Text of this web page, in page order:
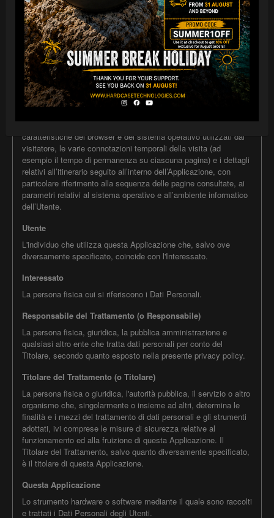
Dati di Utilizzo
Sono le informazioni raccolte automaticamente attraverso
questa Applicazione (anche da applicazioni di parti terze
integrate in questa Applicazione), tra cui: gli indirizzi IP o i nomi
a dominio dei computer utilizzati dall’Utente che si connette con
questa Applicazione, gli indirizzi in notazione URI (Uniform
Resource Identifier), l’orario della richiesta, il metodo utilizzato
nell’inoltrare la richiesta al server, la dimensione del file ottenuto
dal server (buon fine, errore, ecc.) il paese di provenienza, le
caratteristiche del browser e del sistema operativo utilizzati dal
visitatore, le varie connotazioni temporali della visita (ad
esempio il tempo di permanenza su ciascuna pagina) e i dettagli
relativi all’itinerario seguito all’interno dell’Applicazione, con
particolare riferimento alla sequenza delle pagine consultate, ai
parametri relativi al sistema operativo e all’ambiente informatico
dell’Utente.
Utente
L'individuo che utilizza questa Applicazione che, salvo ove
diversamente specificato, coincide con l'Interessato.
Interessato
La persona fisica cui si riferiscono i Dati Personali.
Responsabile del Trattamento (o Responsabile)
La persona fisica, giuridica, la pubblica amministrazione e
qualsiasi altro ente che tratta dati personali per conto del
Titolare, secondo quanto esposto nella presente privacy policy.
Titolare del Trattamento (o Titolare)
La persona fisica o giuridica, l'autorità pubblica, il servizio o altro
organismo che, singolarmente o insieme ad altri, determina le
finalità e i mezzi del trattamento di dati personali e gli strumenti
adottati, ivi comprese le misure di sicurezza relative al
funzionamento ed alla fruizione di questa Applicazione. Il
Titolare del Trattamento, salvo quanto diversamente specificato,
è il titolare di questa Applicazione.
Questa Applicazione
Lo strumento hardware o software mediante il quale sono raccolti
e trattati i Dati Personali degli Utenti.